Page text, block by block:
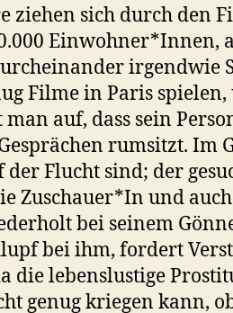
ziehen sich durch den
Einwohner*Innen,
irgendwie
Filme in Paris
auf, dass sein
rumsitzt. Im
Flucht sind; der
Zuschauer*In und
bei seinem
bei ihm, fordert
die lebenslustige
genug kriegen kann,